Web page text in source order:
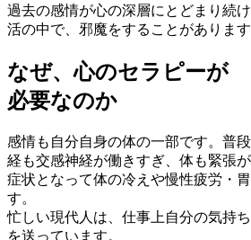
過去の感情が心の深層にとどまり続
活の中で、邪魔をすることがあります
なぜ、心のセラピーが
必要なのか
感情も自分自身の体の一部です。普
経も交感神経が働きすぎ、体も緊張
症状となって体の冷えや慢性疲労・
す。
忙しい現代人は、仕事上自分の気持
を送っています。